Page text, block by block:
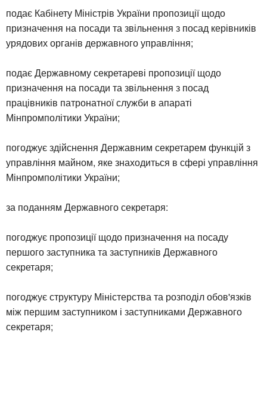
подає Кабінету Міністрів України пропозиції щодо
призначення на посади та звільнення з посад керівників
урядових органів державного управління;
подає Державному секретареві пропозиції щодо
призначення на посади та звільнення з посад
працівників патронатної служби в апараті
Мінпромполітики України;
погоджує здійснення Державним секретарем функцій з
управління майном, яке знаходиться в сфері управління
Мінпромполітики України;
за поданням Державного секретаря:
погоджує пропозиції щодо призначення на посаду
першого заступника та заступників Державного
секретаря;
погоджує структуру Міністерства та розподіл обов'язків
між першим заступником і заступниками Державного
секретаря;